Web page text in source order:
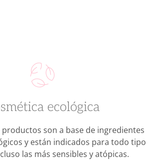
ecológica
son a base de ingredientes
y están indicados para todo tipo
las más sensibles y atópicas.